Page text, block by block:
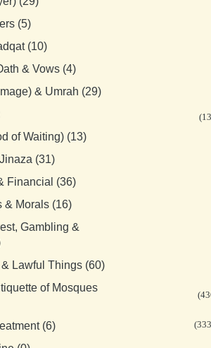
(5)
(10)
& Vows (4)
& Umrah (29)
of Waiting) (13)
(31)
Financial (36)
& Morals (16)
Gambling &
Lawful Things (60)
of Mosques
(6)